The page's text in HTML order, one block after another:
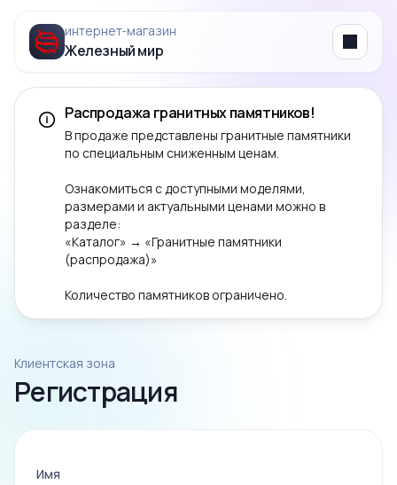
интернет‑магазин
Железный мир Menu
Распродажа гранитных памятников!
В продаже представлены гранитные памятники
по специальным сниженным ценам.
Ознакомиться с доступными моделями,
размерами и актуальными ценами можно в
разделе:
«Каталог» → «Гранитные памятники
(распродажа)»
Количество памятников ограничено.
Клиентская зона
Регистрация
Имя